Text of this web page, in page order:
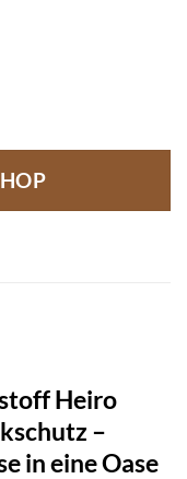
Heiro
–
in eine Oase